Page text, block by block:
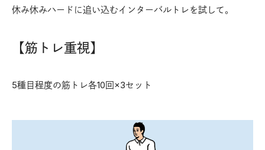
休み休みハードに追い込むインターバルトレを試して。
【筋トレ重視】
5種目程度の筋トレ各10回×3セット